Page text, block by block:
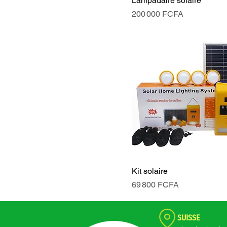
Prix
200 000 FCFA
Kit solaire
Prix
69 800 FCFA
SUISSE